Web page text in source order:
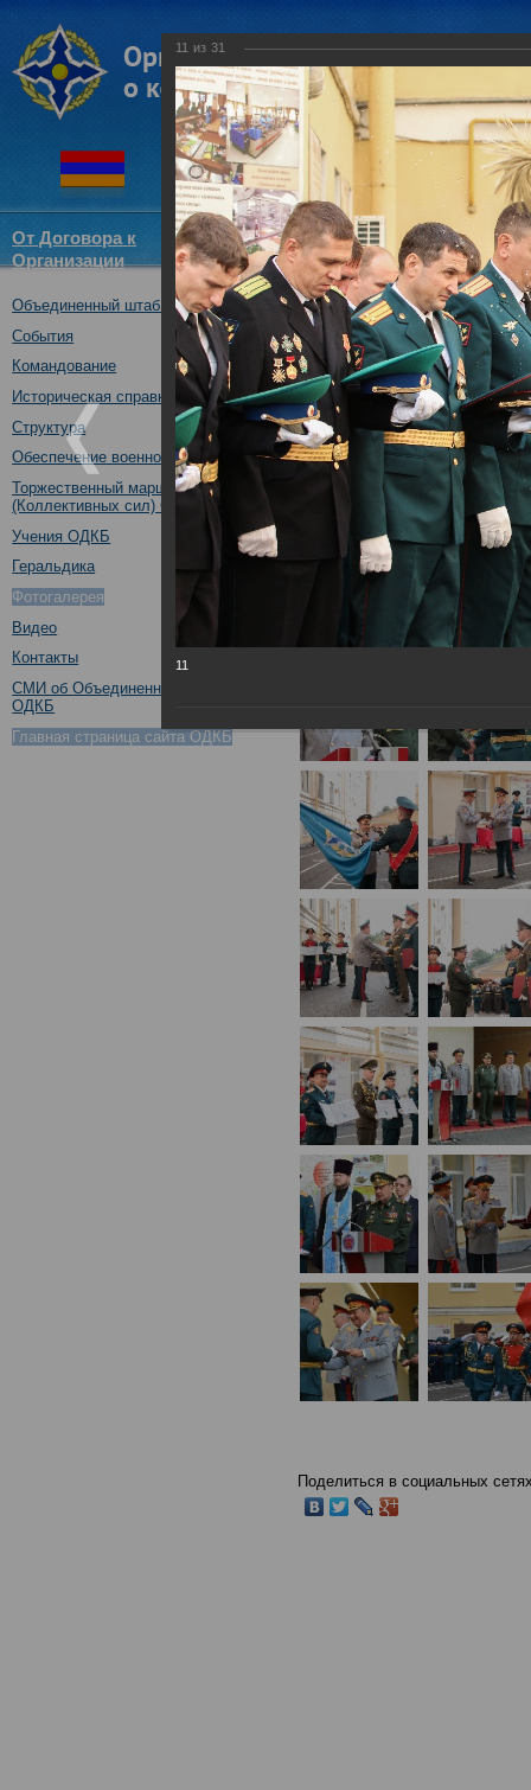
От Договора к
Организации
Структура
ОДКБ
Новости
Объединенный штаб ОДКБ
События
Командование
Историческая справка
Структура
Обеспечение военной безопасности
Торжественный марш Войск
(Коллективных сил) ОДКБ
Учения ОДКБ
Геральдика
Фотогалерея
Видео
Контакты
СМИ об Объединенном штабе
ОДКБ
Главная страница сайта ОДКБ
Участие Объединенного
Дню знаний.
01.09.2017
Поделиться в социальных
11 из 31
11